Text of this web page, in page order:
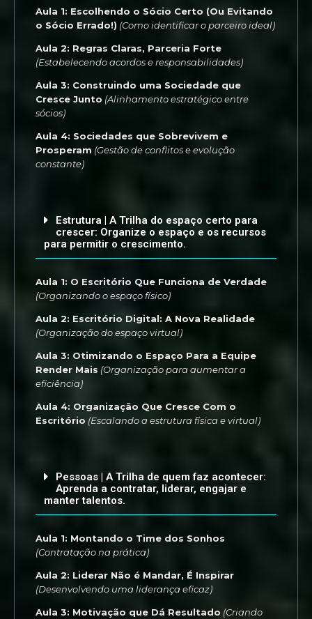
Aula 1: Escolhendo o Sócio Certo (Ou Evitando
o Sócio Errado!) (Como identificar o parceiro ideal)
Aula 2: Regras Claras, Parceria Forte
(Estabelecendo acordos e responsabilidades)
Aula 3: Construindo uma Sociedade que
Cresce Junto (Alinhamento estratégico entre
sócios)
Aula 4: Sociedades que Sobrevivem e
Prosperam (Gestão de conflitos e evolução
constante)
Estrutura | A Trilha do espaço certo para
crescer: Organize o espaço e os recursos
para permitir o crescimento.
Aula 1: O Escritório Que Funciona de Verdade
(Organizando o espaço físico)
Aula 2: Escritório Digital: A Nova Realidade
(Organização do espaço virtual)
Aula 3: Otimizando o Espaço Para a Equipe
Render Mais (Organização para aumentar a
eficiência)
Aula 4: Organização Que Cresce Com o
Escritório (Escalando a estrutura física e virtual)
Pessoas | A Trilha de quem faz acontecer:
Aprenda a contratar, liderar, engajar e
manter talentos.
Aula 1: Montando o Time dos Sonhos
(Contratação na prática)
Aula 2: Liderar Não é Mandar, É Inspirar
(Desenvolvendo uma liderança eficaz)
Aula 3: Motivação que Dá Resultado (Criando